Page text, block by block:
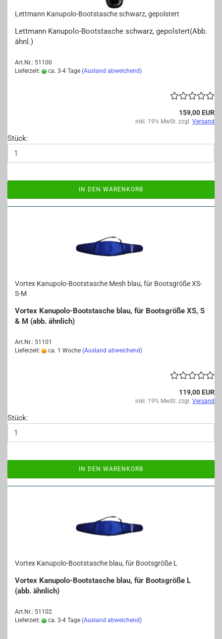
Lett­mann Kanupolo-​​Boots­ta­sche schwarz, ge­pols­tert
Lett­mann Kanupolo-​Bootstasche schwarz, ge­pols­tert(Abb.
ähnl.)
Art.Nr.: 51100
Lieferzeit:
ca. 3-4 Tage (Ausland abweichend)
159,00 EUR
inkl. 19% MwSt. zzgl. Versand
Stück:
IN DEN WARENKORB
Vor­tex Kanupolo-​​Boots­ta­sche Mesh blau, für Boots­grö­ße XS-​
S-M
Vor­tex Kanupolo-​Bootstasche blau, für Boots­grö­ße XS, S
& M (abb. ähn­lich)
Art.Nr.: 51101
Lieferzeit:
ca. 1 Woche (Ausland abweichend)
119,00 EUR
inkl. 19% MwSt. zzgl. Versand
Stück:
IN DEN WARENKORB
Vor­tex Kanupolo-​​Boots­ta­sche blau, für Boots­grö­ße L
Vor­tex Kanupolo-​Bootstasche blau, für Boots­grö­ße L
(abb. ähn­lich)
Art.Nr.: 51102
Lieferzeit:
ca. 3-4 Tage (Ausland abweichend)